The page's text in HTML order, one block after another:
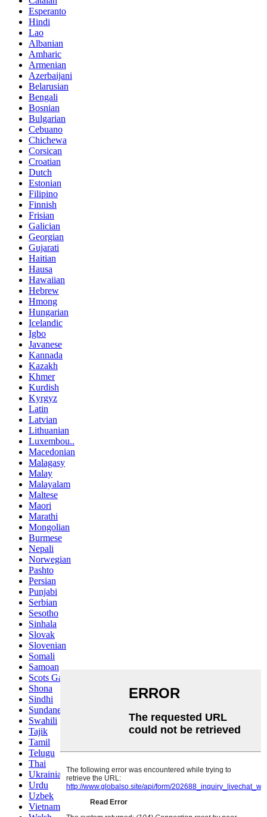
Esperanto
Hindi
Lao
Albanian
Amharic
Armenian
Azerbaijani
Belarusian
Bengali
Bosnian
Bulgarian
Cebuano
Chichewa
Corsican
Croatian
Dutch
Estonian
Filipino
Finnish
Frisian
Galician
Georgian
Gujarati
Haitian
Hausa
Hawaiian
Hebrew
Hmong
Hungarian
Icelandic
Igbo
Javanese
Kannada
Kazakh
Khmer
Kurdish
Kyrgyz
Latin
Latvian
Lithuanian
Luxembou..
Macedonian
Malagasy
Malay
Malayalam
Maltese
Maori
Marathi
Mongolian
Burmese
Nepali
Norwegian
Pashto
Persian
Punjabi
Serbian
Sesotho
Sinhala
Slovak
Slovenian
Somali
Samoan
Scots Gaelic
Shona
Sindhi
Sundanese
Swahili
Tajik
Tamil
Telugu
Thai
Ukrainian
Urdu
Uzbek
Vietnamese